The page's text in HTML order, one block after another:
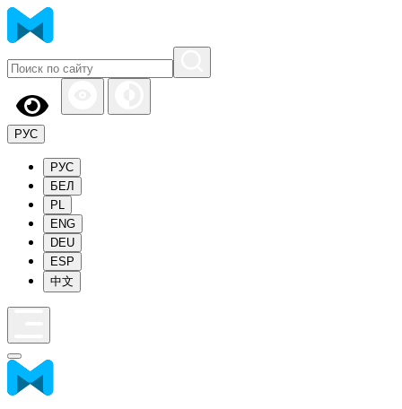
РУС
РУС
БЕЛ
PL
ENG
DEU
ESP
中文